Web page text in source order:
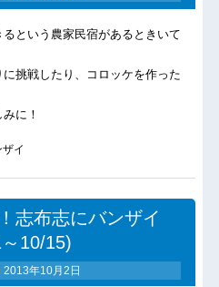
という農家民宿があるときいて
挑戦したり、コロッケを作った
に！
イ
志布志にバンザイ
10/15)
2013年10月2日